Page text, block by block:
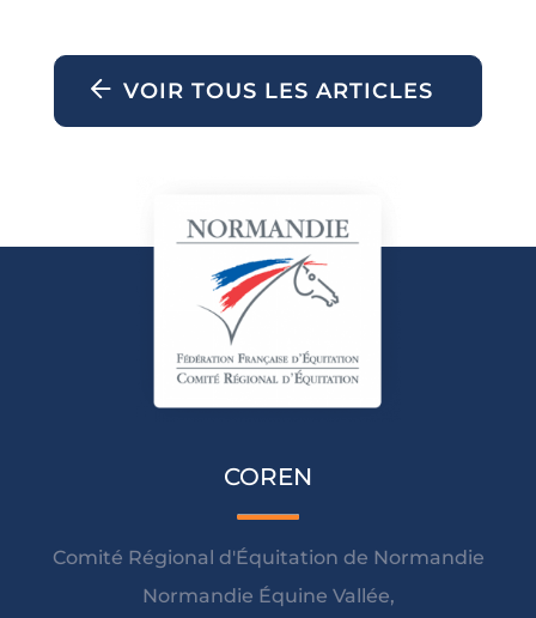
VOIR TOUS LES ARTICLES
COREN
Comité Régional d'Équitation de Normandie
Normandie Équine Vallée,